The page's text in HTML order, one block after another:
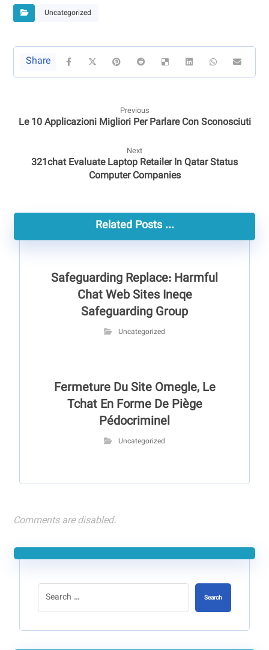
Uncategorized
Previous
Le 10 Applicazioni Migliori Per Parlare Con Sconosciuti
Next
321chat Evaluate Laptop Retailer In Qatar Status
Computer Companies
Related Posts ...
Safeguarding Replace: Harmful
Chat Web Sites Ineqe
Safeguarding Group
Uncategorized
Fermeture Du Site Omegle, Le
Tchat En Forme De Piège
Pédocriminel
Uncategorized
Comments are disabled.
Search